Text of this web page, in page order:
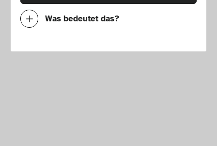
Was bedeutet das?
Mit diesen Cookies können wir durch